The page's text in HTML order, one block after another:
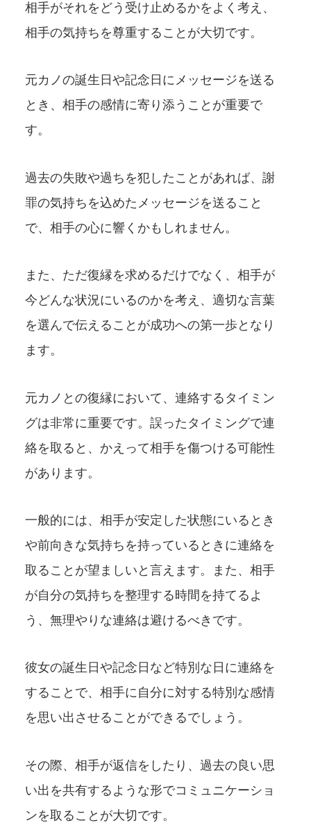
相手がそれをどう受け止めるかをよく考え、
相手の気持ちを尊重することが大切です。
元カノの誕生日や記念日にメッセージを送る
とき、相手の感情に寄り添うことが重要で
す。
過去の失敗や過ちを犯したことがあれば、謝
罪の気持ちを込めたメッセージを送ること
で、相手の心に響くかもしれません。
また、ただ復縁を求めるだけでなく、相手が
今どんな状況にいるのかを考え、適切な言葉
を選んで伝えることが成功への第一歩となり
ます。
元カノとの復縁において、連絡するタイミン
グは非常に重要です。誤ったタイミングで連
絡を取ると、かえって相手を傷つける可能性
があります。
一般的には、相手が安定した状態にいるとき
や前向きな気持ちを持っているときに連絡を
取ることが望ましいと言えます。また、相手
が自分の気持ちを整理する時間を持てるよ
う、無理やりな連絡は避けるべきです。
彼女の誕生日や記念日など特別な日に連絡を
することで、相手に自分に対する特別な感情
を思い出させることができるでしょう。
その際、相手が返信をしたり、過去の良い思
い出を共有するような形でコミュニケーショ
ンを取ることが大切です。